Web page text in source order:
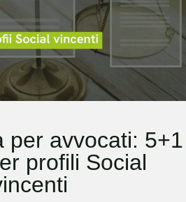
per avvocati: 5+1
profili Social